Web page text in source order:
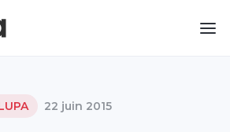
22 juin 2015